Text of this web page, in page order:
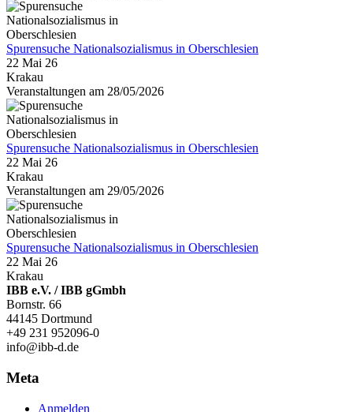
Spurensuche Nationalsozialismus in Oberschlesien
22 Mai 26
Krakau
Veranstaltungen am 28/05/2026
Spurensuche Nationalsozialismus in Oberschlesien
22 Mai 26
Krakau
Veranstaltungen am 29/05/2026
Spurensuche Nationalsozialismus in Oberschlesien
22 Mai 26
Krakau
IBB e.V. / IBB gGmbh
Bornstr. 66
44145 Dortmund
+49 231 952096-0
info@ibb-d.de
Meta
Anmelden